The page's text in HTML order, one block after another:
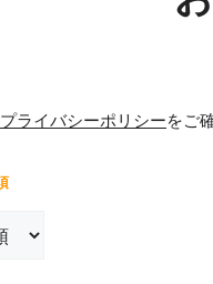
プライバシーポリシーをご